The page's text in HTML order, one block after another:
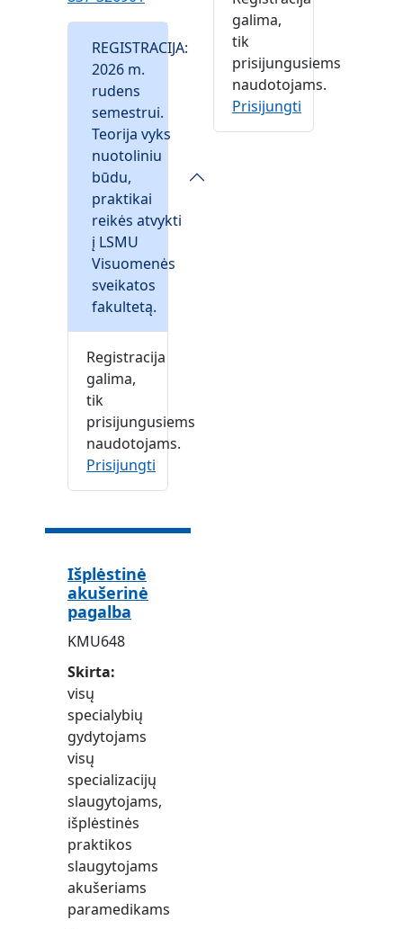
REGISTRACIJA:
2026 m.
rudens
semestrui.
Teorija vyks
nuotoliniu
būdu,
praktikai
reikės atvykti
į LSMU
Visuomenės
sveikatos
fakultetą.
Registracija
galima,
tik
prisijungusiems
naudotojams.
Prisijungti
galima,
tik
prisijungusiems
naudotojams.
Prisijungti
Išplėstinė
akušerinė
pagalba
KMU648
Skirta
visų
specialybių
gydytojams
visų
specializacijų
slaugytojams,
išplėstinės
praktikos
slaugytojams
akušeriams
paramedikams